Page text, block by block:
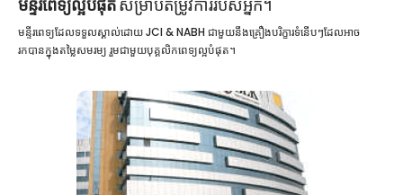
មន្ទីរពេទ្យល្អបំផុតសម្រាប់តម្រូវការរបស់អ្នក។
មន្ទីរពេទ្យដែលទទួលស្គាល់ដោយ JCI & NABH ជាមួយនឹងគ្រឿងបរិក្ខារទំនើបៗដែលអាច
រកបានក្នុងតម្លៃសមរម្យ រួមជាមួយបុគ្គលិកពេទ្យល្អបំផុត។